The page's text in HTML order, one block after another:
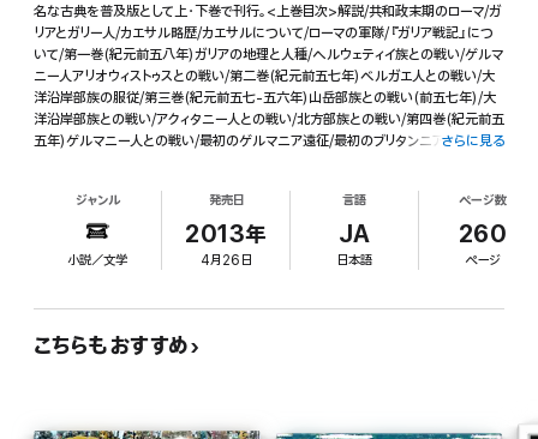
名な古典を普及版として上・下巻で刊行。<上巻目次>解説/共和政末期のローマ/ガ
リアとガリー人/カエサル略歴/カエサルについて/ローマの軍隊/『ガリア戦記』につ
いて/第一巻(紀元前五八年)ガリアの地理と人種/ヘルウェティイ族との戦い/ゲルマ
ニー人アリオウィストゥスとの戦い/第二巻(紀元前五七年)ベルガエ人との戦い/大
洋沿岸部族の服従/第三巻(紀元前五七-五六年)山岳部族との戦い(前五七年)/大
洋沿岸部族との戦い/アクィタニー人との戦い/北方部族との戦い/第四巻(紀元前五
五年)ゲルマニー人との戦い/最初のゲルマニア遠征/最初のブリタンニア遠征/北方
さらに見る
ジャンル
小説／文学
発売日
2013年
4月26日
言語
JA
日本語
ページ数
260
ページ
こちらもおすすめ